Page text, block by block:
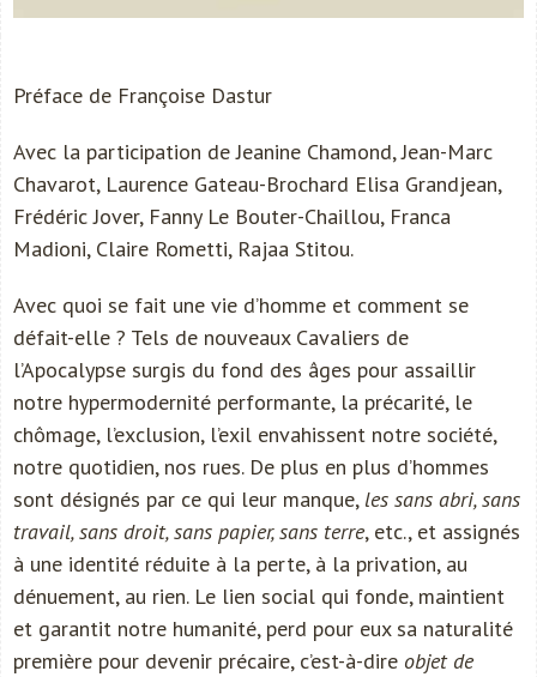
Préface de Françoise Dastur
Avec la participation de Jeanine Chamond, Jean-Marc
Chavarot, Laurence Gateau-Brochard Elisa Grandjean,
Frédéric Jover, Fanny Le Bouter-Chaillou, Franca
Madioni, Claire Rometti, Rajaa Stitou.
Avec quoi se fait une vie d’homme et comment se
défait-elle ? Tels de nouveaux Cavaliers de
l’Apocalypse surgis du fond des âges pour assaillir
notre hypermodernité performante, la précarité, le
chômage, l’exclusion, l’exil envahissent notre société,
notre quotidien, nos rues. De plus en plus d’hommes
sont désignés par ce qui leur manque, les sans abri, sans
travail, sans droit, sans papier, sans terre, etc., et assignés
à une identité réduite à la perte, à la privation, au
dénuement, au rien. Le lien social qui fonde, maintient
et garantit notre humanité, perd pour eux sa naturalité
première pour devenir précaire, c’est-à-dire objet de